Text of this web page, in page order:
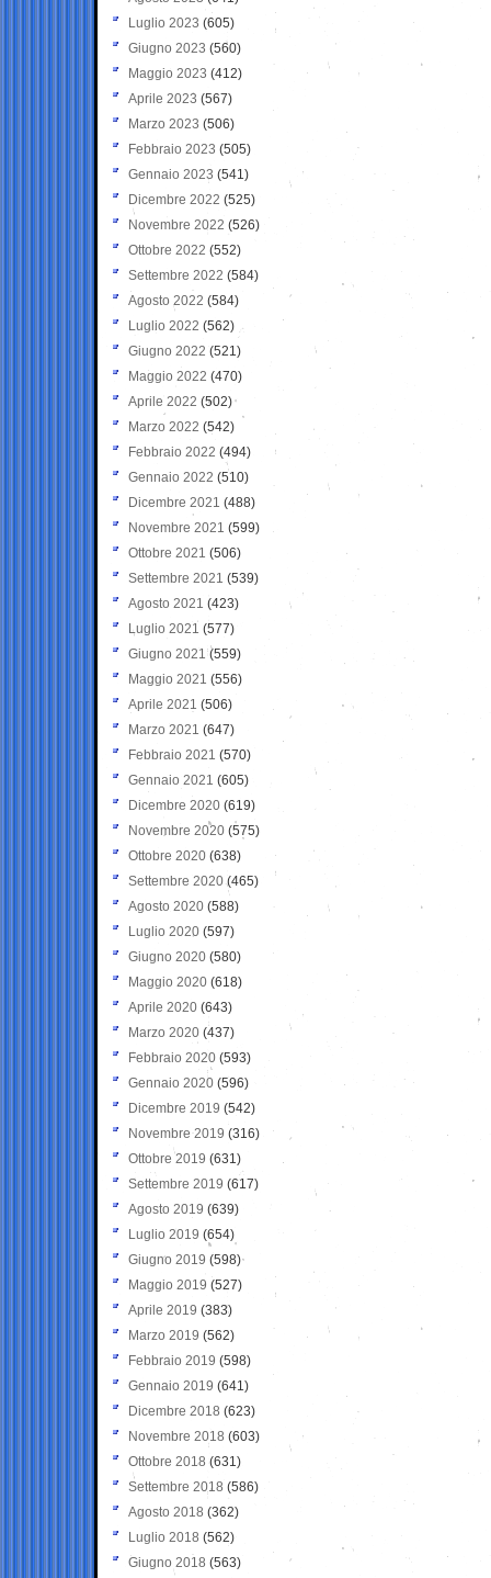
Luglio 2023 (605)
Giugno 2023 (560)
Maggio 2023 (412)
Aprile 2023 (567)
Marzo 2023 (506)
Febbraio 2023 (505)
Gennaio 2023 (541)
Dicembre 2022 (525)
Novembre 2022 (526)
Ottobre 2022 (552)
Settembre 2022 (584)
Agosto 2022 (584)
Luglio 2022 (562)
Giugno 2022 (521)
Maggio 2022 (470)
Aprile 2022 (502)
Marzo 2022 (542)
Febbraio 2022 (494)
Gennaio 2022 (510)
Dicembre 2021 (488)
Novembre 2021 (599)
Ottobre 2021 (506)
Settembre 2021 (539)
Agosto 2021 (423)
Luglio 2021 (577)
Giugno 2021(559)
Maggio 2021 (556)
Aprile 2021 (506)
Marzo 2021 (647)
Febbraio 2021 (570)
Gennaio 2021 (605)
Dicembre 2020 (619)
Novembre 2020 (575)
Ottobre 2020 (638)
Settembre 2020(465)
Agosto 2020 (588)
Luglio 2020 (597)
Giugno 2020 (580)
Maggio 2020 (618)
Aprile 2020 (643)
Marzo 2020 (437)
Febbraio 2020 (593)
Gennaio 2020 (596)
Dicembre 2019 (542)
Novembre 2019 (316)
Ottobre 2019 (631)
Settembre 2019 (617)
Agosto 2019 (639)
Luglio 2019 (654)
Giugno 2019 (598)
Maggio 2019 (527)
Aprile 2019 (383)
Marzo 2019 (562)
Febbraio 2019 (598)
Gennaio 2019 (641)
Dicembre 2018 (623)
Novembre 2018 (603)
Ottobre 2018 (631)
Settembre 2018 (586)
Agosto 2018 (362)
Luglio 2018 (562)
Giugno 2018 (563)